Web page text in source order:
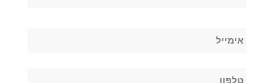
משפחה
אימייל
טלפון